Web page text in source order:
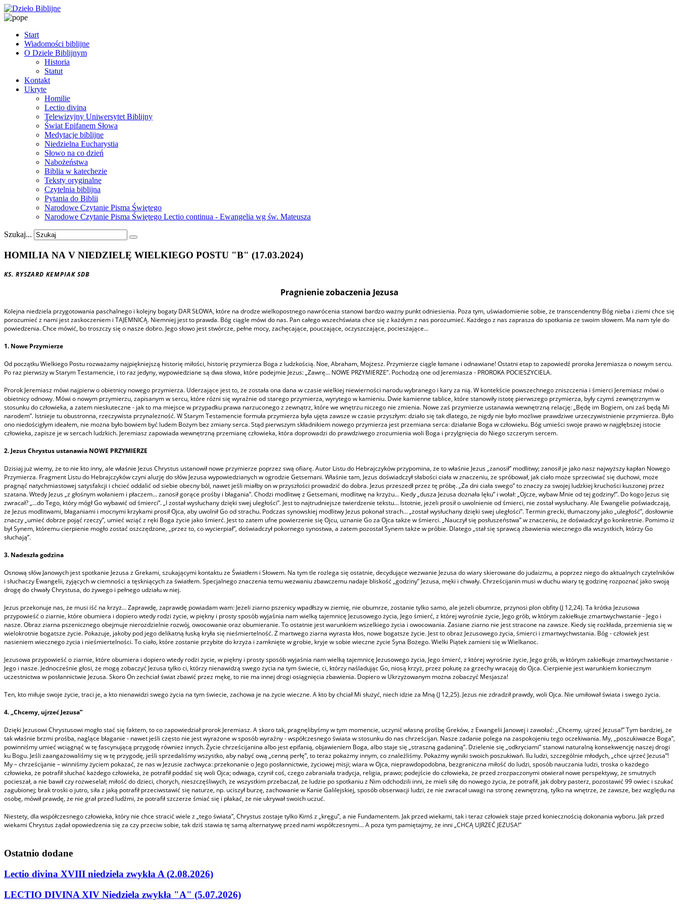
Start
Wiadomości biblijne
O Dziele Biblijnym
Historia
Statut
Kontakt
Ukryte
Homilie
Lectio divina
Telewizyjny Uniwersytet Biblijny
Świat Epifanem Słowa
Medytacje biblijne
Niedzielna Eucharystia
Słowo na co dzień
Nabożeństwa
Biblia w katechezie
Teksty oryginalne
Czytelnia biblijna
Pytania do Biblii
Narodowe Czytanie Pisma Świętego
Narodowe Czytanie Pisma Świętego Lectio continua - Ewangelia wg św. Mateusza
Szukaj...
HOMILIA NA V NIEDZIELĘ WIELKIEGO POSTU "B" (17.03.2024)
KS. RYSZARD KEMPIAK SDB
Pragnienie zobaczenia Jezusa
Kolejna niedziela przygotowania paschalnego i kolejny bogaty DAR SŁOWA, które na drodze wielkopostnego nawrócenia stanowi bardzo ważny punkt odniesienia. Poza tym, uświadomienie sobie, że transcendentny Bóg nieba i ziemi chce się
porozumieć z nami jest zaskoczeniem i TAJEMNICĄ. Niemniej jest to prawda. Bóg ciągle mówi do nas. Pan całego wszechświata chce się z każdym z nas porozumieć. Każdego z nas zaprasza do spotkania ze swoim słowem. Ma nam tyle do
powiedzenia. Chce mówić, bo troszczy się o nasze dobro. Jego słowo jest stwórcze, pełne mocy, zachęcające, pouczające, oczyszczające, pocieszające...
1. Nowe Przymierze
Od początku Wielkiego Postu rozważamy najpiękniejszą historię miłości, historię przymierza Boga z ludzkością. Noe, Abraham, Mojżesz. Przymierze ciągle łamane i odnawiane! Ostatni etap to zapowiedź proroka Jeremiasza o nowym sercu.
Po raz pierwszy w Starym Testamencie, i to raz jedyny, wypowiedziane są dwa słowa, które podejmie Jezus: „Zawrę... NOWE PRZYMIERZE”. Pochodzą one od Jeremiasza - PROROKA POCIESZYCIELA.
Prorok Jeremiasz mówi najpierw o obietnicy nowego przymierza. Uderzające jest to, że została ona dana w czasie wielkiej niewierności narodu wybranego i kary za nią. W kontekście powszechnego zniszczenia i śmierci Jeremiasz mówi o
obietnicy odnowy. Mówi o nowym przymierzu, zapisanym w sercu, które różni się wyraźnie od starego przymierza, wyrytego w kamieniu. Dwie kamienne tablice, które stanowiły istotę pierwszego przymierza, były czymś zewnętrznym w
stosunku do człowieka, a zatem nieskuteczne - jak to ma miejsce w przypadku prawa narzuconego z zewnątrz, które we wnętrzu niczego nie zmienia. Nowe zaś przymierze ustanawia wewnętrzną relację: „Będę im Bogiem, oni zaś będą Mi
narodem”. Istnieje tu obustronna, rzeczywista przynależność. W Starym Testamencie formuła przymierza była ujęta zawsze w czasie przyszłym: działo się tak dlatego, że nigdy nie było możliwe prawdziwe urzeczywistnienie przymierza. Było
ono niedościgłym ideałem, nie można było bowiem być ludem Bożym bez zmiany serca. Stąd pierwszym składnikiem nowego przymierza jest przemiana serca: działanie Boga w człowieku. Bóg umieści swoje prawo w najgłębszej istocie
człowieka, zapisze je w sercach ludzkich. Jeremiasz zapowiada wewnętrzną przemianę człowieka, która doprowadzi do prawdziwego zrozumienia woli Boga i przylgnięcia do Niego szczerym sercem.
2. Jezus Chrystus ustanawia NOWE PRZYMIERZE
Dzisiaj już wiemy, że to nie kto inny, ale właśnie Jezus Chrystus ustanowił nowe przymierze poprzez swą ofiarę. Autor Listu do Hebrajczyków przypomina, że to właśnie Jezus „zanosił” modlitwy; zanosił je jako nasz najwyższy kapłan Nowego
Przymierza. Fragment Listu do Hebrajczyków czyni aluzję do słów Jezusa wypowiedzianych w ogrodzie Getsemani. Właśnie tam, Jezus doświadczył słabości ciała w znaczeniu, że spróbował, jak ciało może sprzeciwiać się duchowi, może
pragnąć natychmiastowej satysfakcji i chcieć oddalić od siebie obecny ból, nawet jeśli miałby on w przyszłości prowadzić do dobra. Jezus przeszedł przez tę próbę. „Za dni ciała swego” to znaczy za swojej ludzkiej kruchości kuszonej przez
szatana. Wtedy Jezus „z głośnym wołaniem i płaczem... zanosił gorące prośby i błagania”. Chodzi modlitwę z Getsemani, modlitwę na krzyżu… Kiedy „dusza Jezusa doznała lęku” i wołał: „Ojcze, wybaw Mnie od tej godziny!”. Do kogo Jezus się
zwracał? „...do Tego, który mógł Go wybawić od śmierci”. „I został wysłuchany dzięki swej uległości”. Jest to najtrudniejsze twierdzenie tekstu… Istotnie, jeżeli prosił o uwolnienie od śmierci, nie został wysłuchany. Ale Ewangelie poświadczają,
że Jezus modlitwami, błaganiami i mocnymi krzykami prosił Ojca, aby uwolnił Go od strachu. Podczas synowskiej modlitwy Jezus pokonał strach… „został wysłuchany dzięki swej uległości”. Termin grecki, tłumaczony jako „uległość”, dosłownie
znaczy „umieć dobrze pojąć rzeczy”, umieć wziąć z ręki Boga życie jako śmierć. Jest to zatem ufne powierzenie się Ojcu, uznanie Go za Ojca także w śmierci. „Nauczył się posłuszeństwa” w znaczeniu, że doświadczył go konkretnie. Pomimo iż
był Synem, któremu cierpienie mogło zostać oszczędzone, „przez to, co wycierpiał”, doświadczył pokornego synostwa, a zatem pozostał Synem także w próbie. Dlatego „stał się sprawcą zbawienia wiecznego dla wszystkich, którzy Go
słuchają”.
3. Nadeszła godzina
Osnową słów Janowych jest spotkanie Jezusa z Grekami, szukającymi kontaktu ze Światłem i Słowem. Na tym tle rozlega się ostatnie, decydujące wezwanie Jezusa do wiary skierowane do judaizmu, a poprzez niego do aktualnych czytelników
i słuchaczy Ewangelii, żyjących w ciemności a tęskniących za światłem. Specjalnego znaczenia temu wezwaniu zbawczemu nadaje bliskość „godziny” Jezusa, męki i chwały. Chrześcijanin musi w duchu wiary tę godzinę rozpoznać jako swoją
drogę do chwały Chrystusa, do żywego i pełnego udziału w niej.
Jezus przekonuje nas, że musi iść na krzyż... Zaprawdę, zaprawdę powiadam wam: Jeżeli ziarno pszenicy wpadłszy w ziemię, nie obumrze, zostanie tylko samo, ale jeżeli obumrze, przynosi plon obfity (J 12,24). Ta krótka Jezusowa
przypowieść o ziarnie, które obumiera i dopiero wtedy rodzi życie, w piękny i prosty sposób wyjaśnia nam wielką tajemnicę Jezusowego życia, Jego śmierć, z której wyrośnie życie, Jego grób, w którym zakiełkuje zmartwychwstanie - Jego i
nasze. Obraz ziarna pszenicznego obejmuje nierozdzielnie rozwój, owocowanie oraz obumieranie. To ostatnie jest warunkiem wszelkiego życia i owocowania. Zasiane ziarno nie jest stracone na zawsze. Kiedy się rozkłada, przemienia się w
wielokrotnie bogatsze życie. Pokazuje, jakoby pod jego delikatną łuską kryła się nieśmiertelność. Z martwego ziarna wyrasta kłos, nowe bogatsze życie. Jest to obraz Jezusowego życia, śmierci i zmartwychwstania. Bóg - człowiek jest
nasieniem wiecznego życia i nieśmiertelności. To ciało, które zostanie przybite do krzyża i zamknięte w grobie, kryje w sobie wieczne życie Syna Bożego. Wielki Piątek zamieni się w Wielkanoc.
Jezusowa przypowieść o ziarnie, które obumiera i dopiero wtedy rodzi życie, w piękny i prosty sposób wyjaśnia nam wielką tajemnicę Jezusowego życia, Jego śmierć, z której wyrośnie życie, Jego grób, w którym zakiełkuje zmartwychwstanie -
Jego i nasze. Jednocześnie głosi, że mogą zobaczyć Jezusa tylko ci, którzy nienawidzą swego życia na tym świecie, ci, którzy naśladując Go, niosą krzyż, przez pokutę za grzechy wracają do Ojca. Cierpienie jest warunkiem koniecznym
uczestnictwa w posłannictwie Jezusa. Skoro On zechciał świat zbawić przez mękę, to nie ma innej drogi osiągnięcia zbawienia. Dopiero w Ukrzyżowanym można zobaczyć Mesjasza!
Ten, kto miłuje swoje życie, traci je, a kto nienawidzi swego życia na tym świecie, zachowa je na życie wieczne. A kto by chciał Mi służyć, niech idzie za Mną (J 12,25). Jezus nie zdradził prawdy, woli Ojca. Nie umiłował świata i swego życia.
4. „Chcemy, ujrzeć Jezusa”
Dzięki Jezusowi Chrystusowi mogło stać się faktem, to co zapowiedział prorok Jeremiasz. A skoro tak, pragnęlibyśmy w tym momencie, uczynić własną prośbę Greków, z Ewangelii Janowej i zawołać: „Chcemy, ujrzeć Jezusa!” Tym bardziej, że
tak właśnie brzmi prośba, naglące błaganie - nawet jeśli często nie jest wyrażone w sposób wyraźny - współczesnego świata w stosunku do nas chrześcijan. Nasze zadanie polega na zaspokojeniu tego oczekiwania. My, „poszukiwacze Boga”,
powinniśmy umieć wciągnąć w tę fascynującą przygodę również innych. Życie chrześcijanina albo jest epifanią, objawieniem Boga, albo staje się „straszną gadaniną”. Dzielenie się „odkryciami” stanowi naturalną konsekwencję naszej drogi
ku Bogu. Jeśli zaangażowaliśmy się w tę przygodę, jeśli sprzedaliśmy wszystko, aby nabyć ową „cenną perłę”, to teraz pokażmy innym, co znaleźliśmy. Pokażmy wyniki swoich poszukiwań. Ilu ludzi, szczególnie młodych, „chce ujrzeć Jezusa”!
My – chrześcijanie – winniśmy życiem pokazać, że nas w Jezusie zachwyca: przekonanie o Jego posłannictwie, życiowej misji; wiara w Ojca, nieprawdopodobna, bezgraniczna miłość do ludzi, sposób nauczania ludzi, troska o każdego
człowieka, że potrafił słuchać każdego człowieka, że potrafił poddać się woli Ojca; odwaga, czynił coś, czego zabraniała tradycja, religia, prawo; podejście do człowieka, że przed zrozpaczonymi otwierał nowe perspektywy, że smutnych
pocieszał, a nie bawił czy rozweselał; miłość do dzieci, chorych, nieszczęśliwych, że wszystkim przebaczał, że ludzie po spotkaniu z Nim odchodzili inni, że mieli siłę do nowego życia, że potrafił, jak dobry pasterz, pozostawić 99 owiec i szukać
zagubionej; brak troski o jutro, siła z jaką potrafił przeciwstawić się naturze, np. uciszył burzę, zachowanie w Kanie Galilejskiej, sposób obserwacji ludzi, że nie zwracał uwagi na stronę zewnętrzną, tylko na wnętrze, że zawsze, bez względu na
osobę, mówił prawdę, że nie grał przed ludźmi, że potrafił szczerze śmiać się i płakać, że nie ukrywał swoich uczuć.
Niestety, dla współczesnego człowieka, który nie chce stracić wiele z „tego świata”, Chrystus zostaje tylko Kimś z „kręgu”, a nie Fundamentem. Jak przed wiekami, tak i teraz człowiek staje przed koniecznością dokonania wyboru. Jak przed
wiekami Chrystus żądał opowiedzenia się za czy przeciw sobie, tak dziś stawia tę samą alternatywę przed nami współczesnymi... A poza tym pamiętajmy, że inni „CHCĄ UJRZEĆ JEZUSA!”
Ostatnio dodane
Lectio divina XVIII niedziela zwykła A (2.08.2026)
LECTIO DIVINA XIV Niedziela zwykła "A" (5.07.2026)